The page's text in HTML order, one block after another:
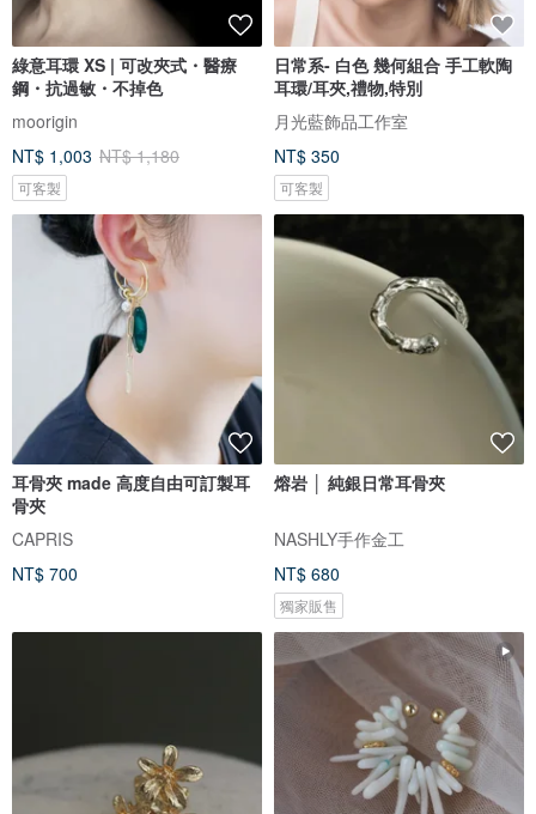
綠意耳環 XS | 可改夾式・醫療
鋼・抗過敏・不掉色
moorigin
NT$ 1,003 NT$ 1,180
可客製
日常系- 白色 幾何組合 手工軟陶
耳環/耳夾,禮物,特別
月光藍飾品工作室
NT$ 350
可客製
耳骨夾 made 高度自由可訂製耳
骨夾
CAPRIS
NT$ 700
熔岩 │ 純銀日常耳骨夾
NASHLY手作金工
NT$ 680
獨家販售